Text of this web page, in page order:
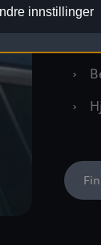
›
›
›
innstillinger